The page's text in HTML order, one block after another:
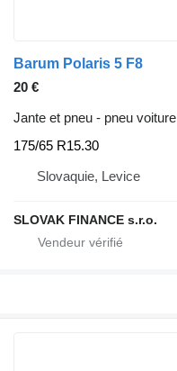
Barum Polaris 5 F8
20 €
Jante et pneu - pneu voiture
175/65 R15.30
Slovaquie, Levice
SLOVAK FINANCE s.r.o.